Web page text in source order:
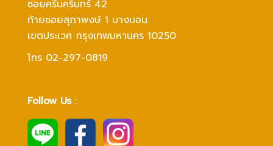
ซอยศรีนครินทร์ 42
ท้ายซอยสุภาพงษ์ 1 บางบอน
เขตประเวศ กรุงเทพมหานคร 10250
โทร 02-297-0819
Follow Us: